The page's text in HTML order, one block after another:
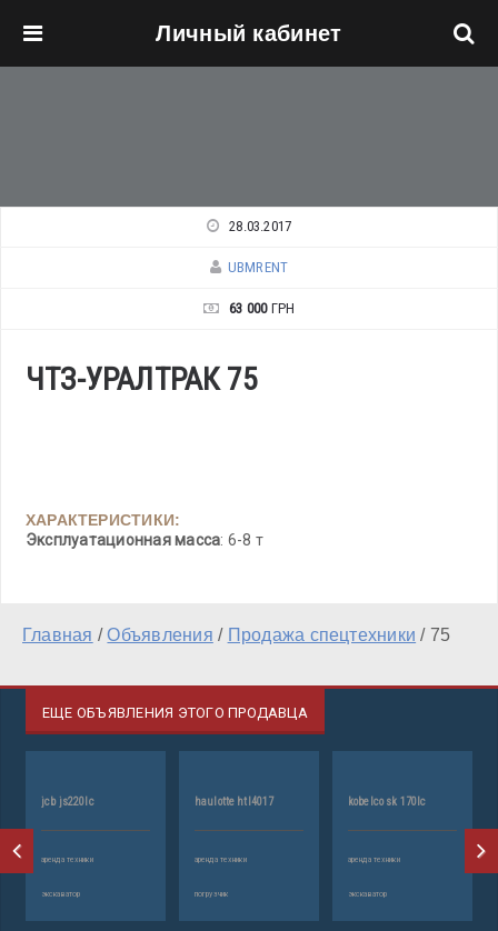
Личный кабинет
28.03.2017
UBMRENT
63 000 ГРН
ЧТЗ-УРАЛТРАК 75
ХАРАКТЕРИСТИКИ:
Эксплуатационная масса: 6-8 т
Главная / Объявления / Продажа спецтехники / 75
ЕЩЕ ОБЪЯВЛЕНИЯ ЭТОГО ПРОДАВЦА
kobelco sk 170lc
аренда техники
экскаватор
гусеничный кран
аренда техники
кран подъемный
мзкт-692374
аренда техники